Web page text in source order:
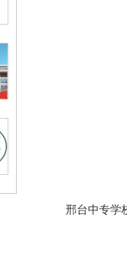
邢台中专学